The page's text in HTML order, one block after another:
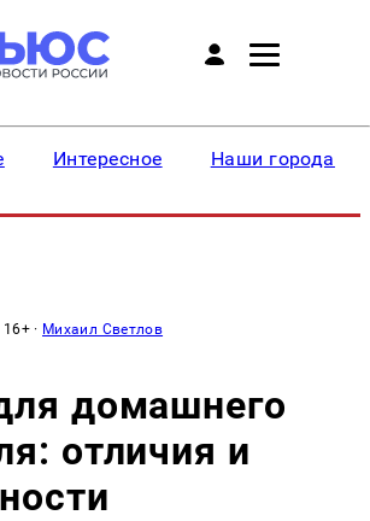
Интересное Наши города
16+ · Михаил Светлов
домашнего
отличия и